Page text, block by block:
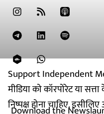
Support Independent
मीडिया को कॉरपोरेट या
निष्पक्ष होना चाहिए.